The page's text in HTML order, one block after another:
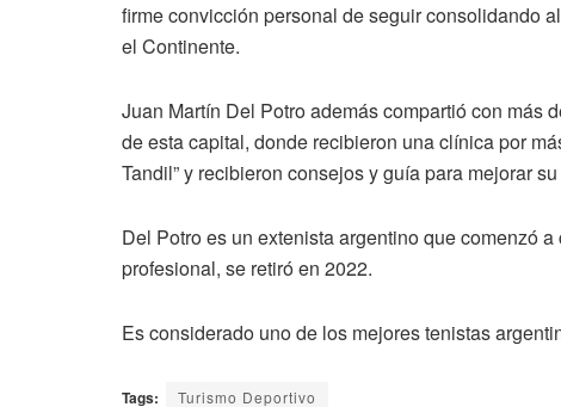
firme convicción personal de seguir consolidando
el Continente.
Juan Martín Del Potro además compartió con más
de esta capital, donde recibieron una clínica por
Tandil” y recibieron consejos y guía para mejorar
Del Potro es un extenista argentino que comenzó
profesional, se retiró en 2022.
Es considerado uno de los mejores tenistas
Tags: Turismo Deportivo